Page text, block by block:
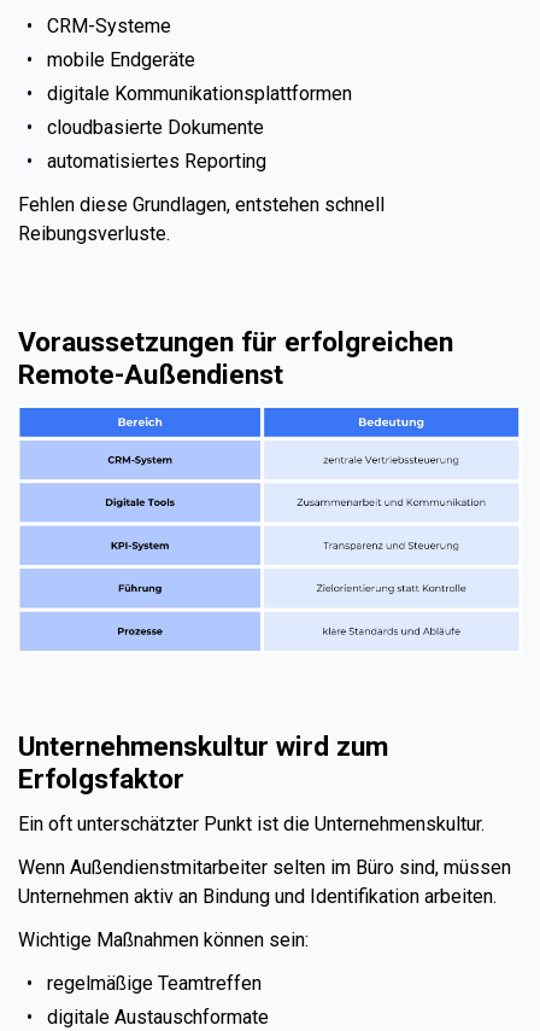
CRM-Systeme
mobile Endgeräte
digitale Kommunikationsplattformen
cloudbasierte Dokumente
automatisiertes Reporting
Fehlen diese Grundlagen, entstehen schnell
Reibungsverluste.
Voraussetzungen für erfolgreichen
Remote-Außendienst
Unternehmenskultur wird zum
Erfolgsfaktor
Ein oft unterschätzter Punkt ist die Unternehmenskultur.
Wenn Außendienstmitarbeiter selten im Büro sind, müssen
Unternehmen aktiv an Bindung und Identifikation arbeiten.
Wichtige Maßnahmen können sein:
regelmäßige Teamtreffen
digitale Austauschformate